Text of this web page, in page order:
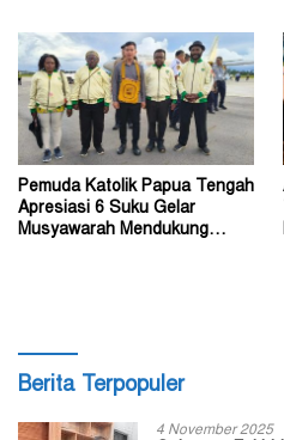
Pemuda Katolik Papua Tengah
Apresiasi 6 Suku Gelar
Musyawarah Mendukung
Berita Terpopuler
4 November 2025